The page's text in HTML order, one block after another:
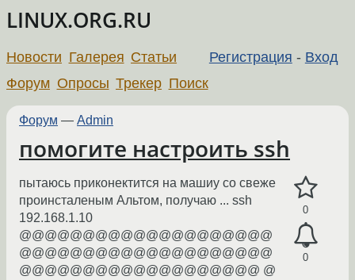
LINUX.ORG.RU
Регистрация - Вход
Новости Галерея Статьи
Форум Опросы Трекер Поиск
Форум — Admin
помогите настроить ssh
0
0
пытаюсь приконектится на машиу со свеже
проинсталеным Альтом, получаю ... ssh
192.168.1.10
@@@@@@@@@@@@@@@@@@@@
@@@@@@@@@@@@@@@@@@@@
@@@@@@@@@@@@@@@@@@@ @